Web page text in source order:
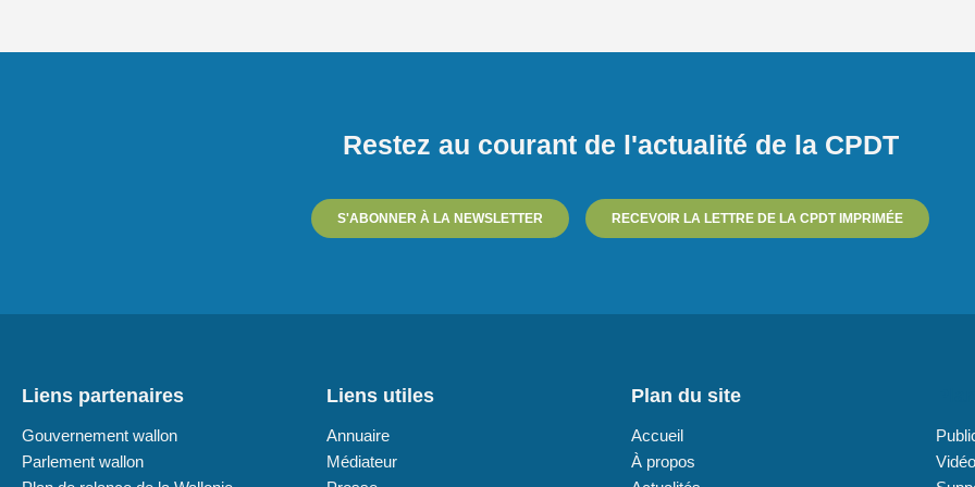
Restez au courant de l'actualité de la CPDT
S'ABONNER À LA NEWSLETTER RECEVOIR LA LETTRE DE LA CPDT IMPRIMÉE
Liens partenaires
Gouvernement wallon
Parlement wallon
Liens utiles
Annuaire
Médiateur
Plan du site
Accueil
À propos